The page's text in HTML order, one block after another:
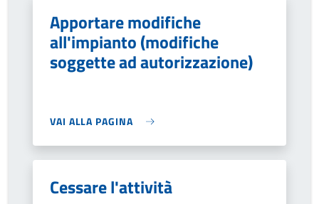
Apportare modifiche
all'impianto (modifiche
soggette ad autorizzazione)
VAI ALLA PAGINA
Cessare l'attività